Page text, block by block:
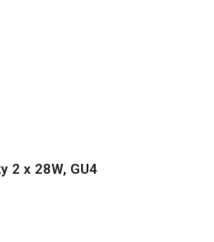
2 x 28W, GU4